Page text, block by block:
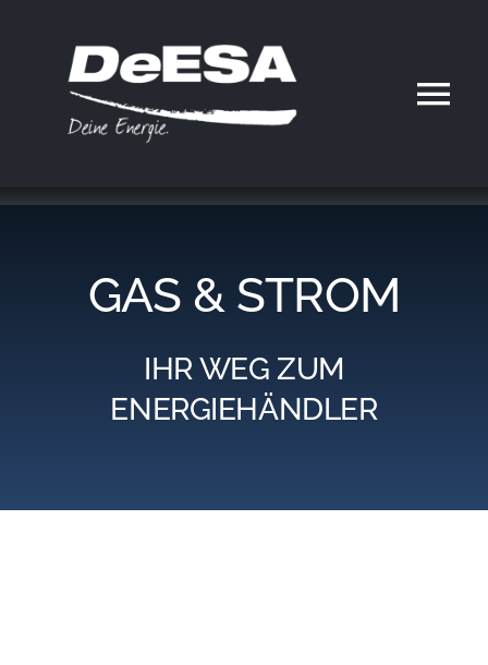
Geschäftsfelder
Partner werden
GAS & STROM
IHR WEG ZUM
ENERGIEHÄNDLER